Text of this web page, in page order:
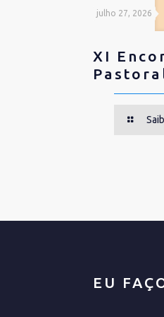
julho 27, 2026
XI
EU